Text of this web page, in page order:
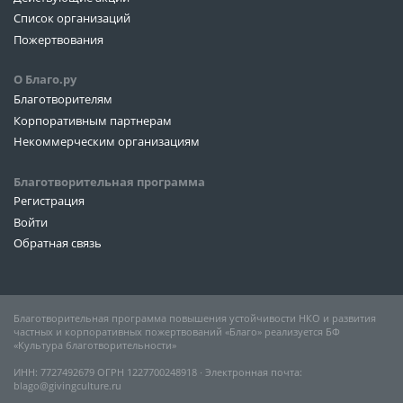
Список организаций
Пожертвования
О Благо.ру
Благотворителям
Корпоративным партнерам
Некоммерческим организациям
Благотворительная программа
Регистрация
Войти
Обратная связь
Благотворительная программа повышения устойчивости НКО и развития
частных и корпоративных пожертвований «Благо» реализуется БФ
«Культура благотворительности»
ИНН: 7727492679 ОГРН 1227700248918 ∙ Электронная почта:
blago@givingculture.ru